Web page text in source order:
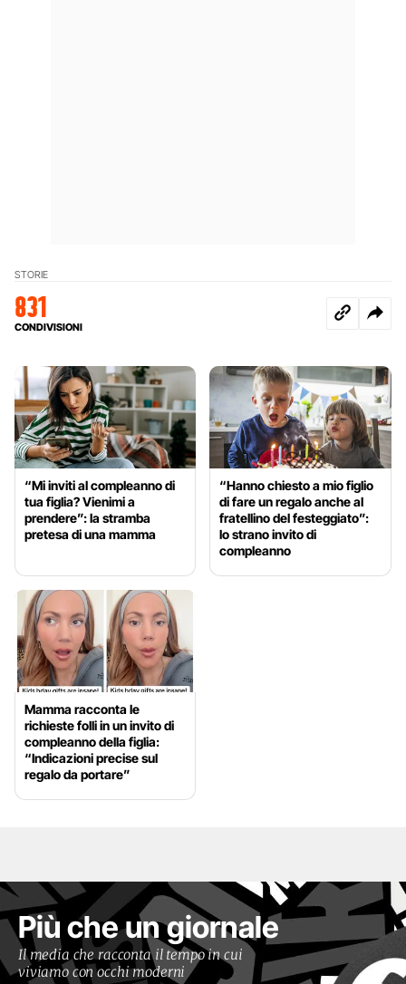
STORIE
831
CONDIVISIONI
“Mi inviti al compleanno di
tua figlia? Vienimi a
prendere”: la stramba
pretesa di una mamma
“Hanno chiesto a mio figlio
di fare un regalo anche al
fratellino del festeggiato”:
lo strano invito di
compleanno
Mamma racconta le
richieste folli in un invito di
compleanno della figlia:
“Indicazioni precise sul
regalo da portare”
Più che un giornale
Il media che racconta il tempo in cui
viviamo con occhi moderni